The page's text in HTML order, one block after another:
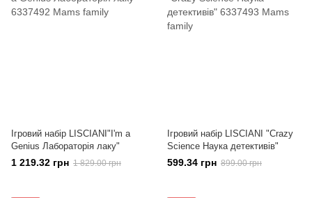
Ігровий набір LISCIANI"I'm a
Genius Лабораторія лаку"
1 219.32 грн 1 829.00 грн
Ігровий набір LISCIANI "Crazy
Science Наука детективів"
599.34 грн 899.00 грн